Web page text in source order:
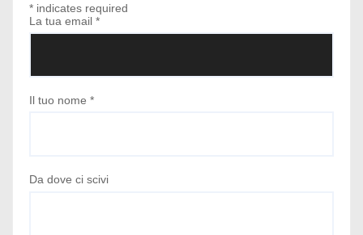
* indicates required
La tua email *
Il tuo nome *
Da dove ci scivi